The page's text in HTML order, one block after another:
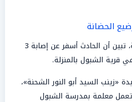
الحضانة
وبالفحص والمعاينة الأولية، تبين أن الحادث أسفر عن إصابة 3
الشبول بالمنزلة.
«زينب السيد أبو النور الشحنة»،
العمر 55 عاماً وتعمل معلمة بمدرسة الشبول